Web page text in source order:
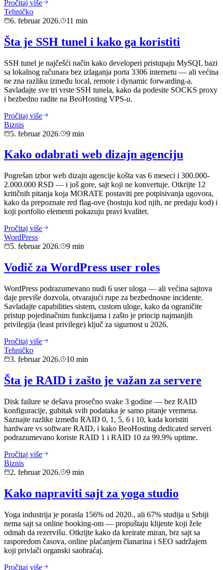
Pročitaj više
Tehničko
6. februar 2026.
11 min
Šta je SSH tunel i kako ga koristiti
SSH tunel je najčešći način kako developeri pristupaju MySQL bazi
sa lokalnog računara bez izlaganja porta 3306 internetu — ali većina
ne zna razliku između local, remote i dynamic forwarding-a.
Savladajte sve tri vrste SSH tunela, kako da podesite SOCKS proxy
i bezbedno radite na BeoHosting VPS-u.
Pročitaj više
Biznis
5. februar 2026.
9 min
Kako odabrati web dizajn agenciju
Pogrešan izbor web dizajn agencije košta vas 6 meseci i 300.000-
2.000.000 RSD — i još gore, sajt koji ne konvertuje. Otkrijte 12
kritičnih pitanja koja MORATE postaviti pre potpisivanja ugovora,
kako da prepoznate red flag-ove (hostuju kod njih, ne predaju kod) i
koji portfolio elementi pokazuju pravi kvalitet.
Pročitaj više
WordPress
5. februar 2026.
9 min
Vodič za WordPress user roles
WordPress podrazumevano nudi 6 user uloga — ali većina sajtova
daje previše dozvola, otvarajući rupe za bezbednosne incidente.
Savladajte capabilities sistem, custom uloge, kako da ograničite
pristup pojedinačnim funkcijama i zašto je princip najmanjih
privilegija (least privilege) ključ za sigurnost u 2026.
Pročitaj više
Tehničko
3. februar 2026.
10 min
Šta je RAID i zašto je važan za servere
Disk failure se dešava prosečno svake 3 godine — bez RAID
konfiguracije, gubitak svih podataka je samo pitanje vremena.
Saznajte razlike između RAID 0, 1, 5, 6 i 10, kada koristiti
hardware vs software RAID, i kako BeoHosting dedicated serveri
podrazumevano koriste RAID 1 i RAID 10 za 99.9% uptime.
Pročitaj više
Biznis
2. februar 2026.
9 min
Kako napraviti sajt za yoga studio
Yoga industrija je porasla 156% od 2020., ali 67% studija u Srbiji
nema sajt sa online booking-om — propuštaju klijente koji žele
odmah da rezervišu. Otkrijte kako da kreirate miran, brz sajt sa
rasporedom časova, online plaćanjem članarina i SEO sadržajem
koji privlači organski saobraćaj.
Pročitaj više